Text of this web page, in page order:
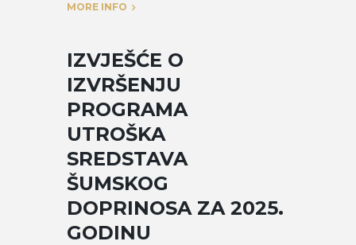
MORE INFO
IZVJEŠĆE O
IZVRŠENJU
PROGRAMA
UTROŠKA
SREDSTAVA
ŠUMSKOG
DOPRINOSA ZA 2025.
GODINU